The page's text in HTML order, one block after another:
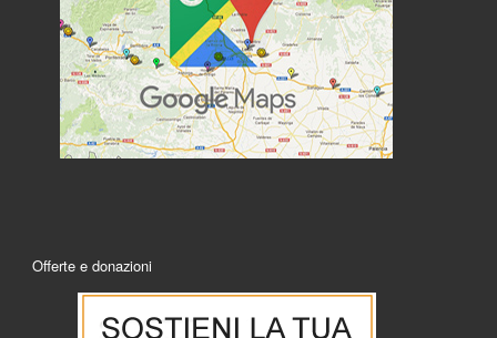
Offerte e donazioni